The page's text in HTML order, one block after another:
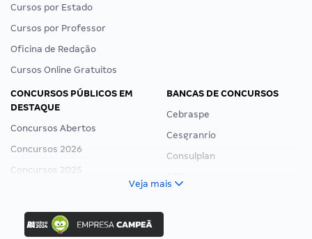
Cursos por Estado
Cursos por Professor
Oficina de Redação
Cursos Online Gratuitos
CONCURSOS PÚBLICOS EM
DESTAQUE
Concursos Abertos
Concursos 2026
Concursos 2025
Concurso Ibama
Concurso MPU
BANCAS DE CONCURSOS
Cebraspe
Cesgranrio
Consulplan
Veja mais